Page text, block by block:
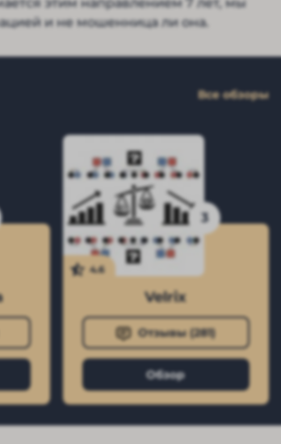
и не мошенница ли она.
Все обзоры
3
4.6
Velrix
Отзывы (281)
Обзор